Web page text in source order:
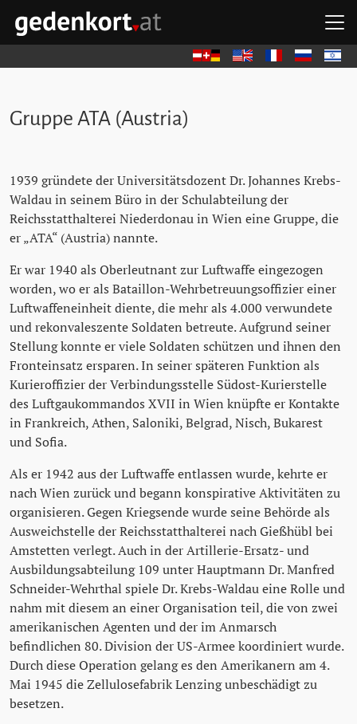
Zum Hauptinhalt springen
Zum Hauptmenü springen
Zu den Quicklinks springen
GEDENKORT - STARTSEITE
DeutschEnglish FrançaisРусский
עברית
Gruppe ATA (Austria)
1939 gründete der Universitätsdozent Dr. Johannes Krebs-
Waldau in seinem Büro in der Schulabteilung der
Reichsstatthalterei Niederdonau in Wien eine Gruppe, die
er ATA (Austria) nannte.
Er war 1940 als Oberleutnant zur Luftwaffe eingezogen
worden, wo er als Bataillon-Wehrbetreuungsoffizier einer
Luftwaffeneinheit diente, die mehr als 4.000 verwundete
und rekonvaleszente Soldaten betreute. Aufgrund seiner
Stellung konnte er viele Soldaten schützen und ihnen den
Fronteinsatz ersparen. In seiner späteren Funktion als
Kurieroffizier der Verbindungsstelle Südost-Kurierstelle
des Luftgaukommandos XVII in Wien knüpfte er Kontakte
in Frankreich, Athen, Saloniki, Belgrad, Nisch, Bukarest
und Sofia.
Als er 1942 aus der Luftwaffe entlassen wurde, kehrte er
nach Wien zurück und begann konspirative Aktivitäten zu
organisieren. Gegen Kriegsende wurde seine Behörde als
Ausweichstelle der Reichsstatthalterei nach Gießhübl bei
Amstetten verlegt. Auch in der Artillerie-Ersatz- und
Ausbildungsabteilung 109 unter Hauptmann Dr. Manfred
Schneider-Wehrthal spiele Dr. Krebs-Waldau eine Rolle und
nahm mit diesem an einer Organisation teil, die von zwei
amerikanischen Agenten und der im Anmarsch
befindlichen 80. Division der US-Armee koordiniert wurde.
Durch diese Operation gelang es den Amerikanern am 4.
Mai 1945 die Zellulosefabrik Lenzing unbeschädigt zu
besetzen.